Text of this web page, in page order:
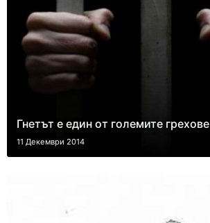
Гнетът е един oт големите грехове
11 Декември 2014